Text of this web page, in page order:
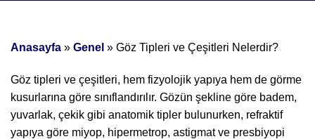
Anasayfa » Genel » Göz Tipleri ve Çeşitleri Nelerdir?
Göz tipleri ve çeşitleri, hem fizyolojik yapıya hem de görme
kusurlarına göre sınıflandırılır. Gözün şekline göre badem,
yuvarlak, çekik gibi anatomik tipler bulunurken, refraktif
yapıya göre miyop, hipermetrop, astigmat ve presbiyopi